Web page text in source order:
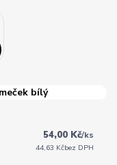
54,00 Kč/ks
44,63 Kčbez DPH